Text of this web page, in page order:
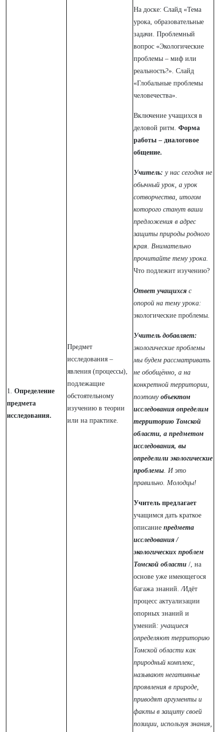
1. Определение
предмета
исследования.
Предмет
исследования –
явления (процессы),
подлежащие
обстоятельному
изучению в теории
или на практике.
На доске: Слайд «Тема
урока, образовательные
задачи. Проблемный
вопрос «Экологические
проблемы – миф или
реальность?». Слайд
«Глобальные проблемы
человечества».
Включение учащихся в
деловой ритм. Форма
работы – диалоговое
общение.
Учитель: у нас сегодня не
обычный урок, а урок
сотворчества, итогом
которого станут ваши
предложения в адрес
защиты природы родного
края. Внимательно
прочитайте тему урока.
Что подлежит изучению?
Ответ учащихся с
опорой на тему урока:
экологические проблемы.
Учитель добавляет:
экологические проблемы
мы будем рассматривать
не обобщённо, а на
конкретной территории,
поэтому объектом
исследования определим
территорию Томской
области, а предметом
исследования, вы
определили экологические
проблемы. И это
правильно. Молодцы!
Учитель предлагает
учащимся дать краткое
описание предмета
исследования /
экологических проблем
Томской области /, на
основе уже имеющегося
багажа знаний. /Идёт
процесс актуализации
опорных знаний и
умений: учащиеся
определяют территорию
Томской области как
природный комплекс,
называют негативные
проявления в природе,
приводят аргументы и
факты в защиту своей
позиции, используя знания,